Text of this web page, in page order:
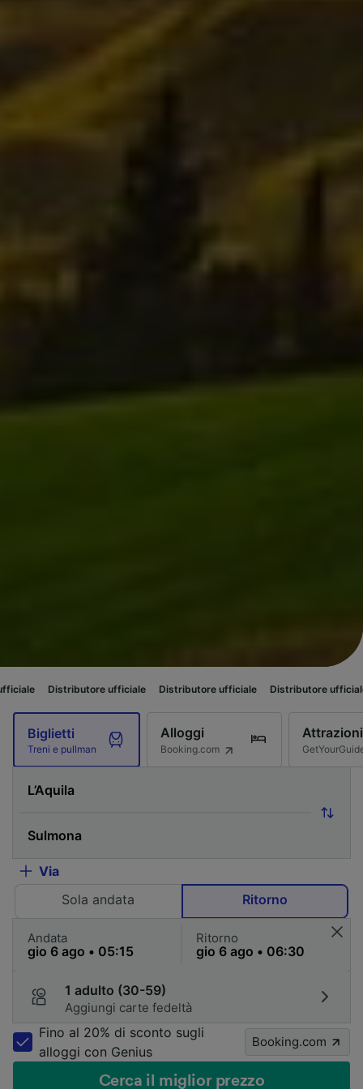
ufficiale Distributore ufficiale Distributore ufficiale
Biglietti
Treni e pullman
Alloggi
Booking.com
Attrazioni
Via
Sola andata
Ritorno
Andata Ritorno
1 adulto (30-59)
Aggiungi carte fedeltà
Fino al 20% di sconto sugli
alloggi con Genius
Booking.com
Cerca il miglior prezzo